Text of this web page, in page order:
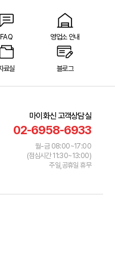
FAQ 영업소 안내
료실 블로그
마이화신 고객상담실
02-6958-6933
월-금 08:00~17:00
(점심시간 11:30~13:00)
주일,공휴일 휴무